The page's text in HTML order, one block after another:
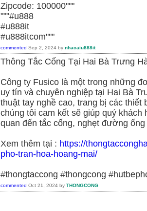
Zipcode: 100000"""
"""#u888
#u888it
#u888itcom"""
commented Sep 2, 2024 by nhacaiu888it
Thông Tắc Cống Tại Hai Bà Trưng
Công ty Fusico là một trong những
uy tín và chuyên nghiệp tại Hai Bà
thuật tay nghề cao, trang bị các thiết
chúng tôi cam kết sẽ giúp quý
quan đến tắc cống, nghẹt đường
Xem thêm tại : https://
pho-tran-hoa-hoang-mai/
#thongtaccong #thongcong
commented Oct 21, 2024 by THONGCONG